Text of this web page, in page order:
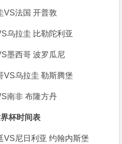
VS法国 开普敦
乌拉圭 比勒陀利亚
墨西哥 波罗瓜尼
VS乌拉圭 勒斯腾堡
南非 布隆方丹
杯时间表
VS尼日利亚 约翰内斯堡